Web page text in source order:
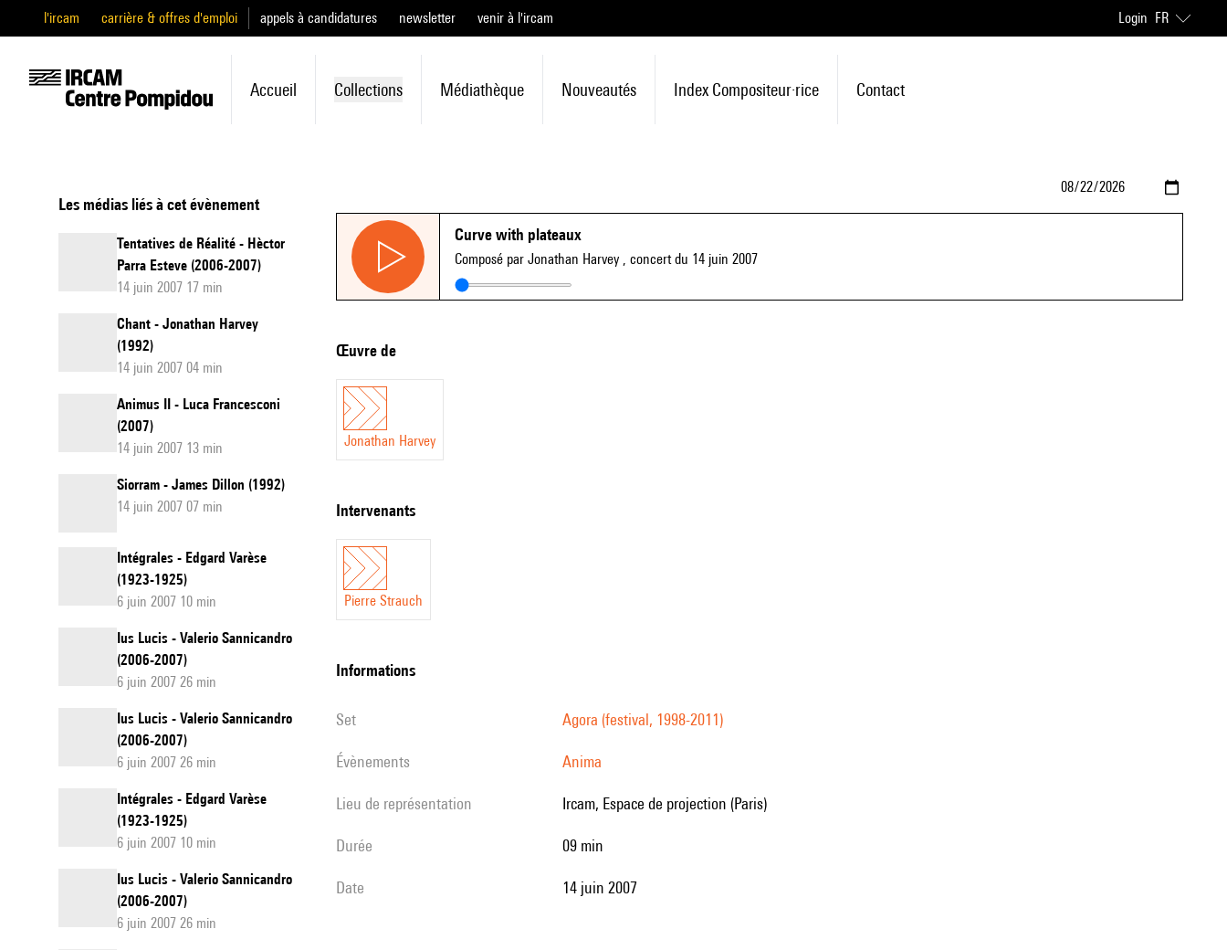
l'ircam carrière & offres d'emploi appels à candidatures newsletter venir à l'ircam Login FR
Accueil Collections Médiathèque Nouveautés Index Compositeur·rice Contact
Les médias liés à cet évènement
Tentatives de Réalité - Hèctor
Parra Esteve (2006-2007)
14 juin 2007 17 min
Chant - Jonathan Harvey
(1992)
14 juin 2007 04 min
Animus II - Luca Francesconi
(2007)
14 juin 2007 13 min
Siorram - James Dillon (1992)
14 juin 2007 07 min
Intégrales - Edgard Varèse
(1923-1925)
6 juin 2007 10 min
Ius Lucis - Valerio Sannicandro
(2006-2007)
6 juin 2007 26 min
Ius Lucis - Valerio Sannicandro
(2006-2007)
6 juin 2007 26 min
Intégrales - Edgard Varèse
(1923-1925)
6 juin 2007 10 min
Ius Lucis - Valerio Sannicandro
(2006-2007)
6 juin 2007 26 min
Curve with plateaux
Composé par Jonathan Harvey , concert du 14 juin 2007
Œuvre de
Jonathan Harvey
intervenants
Pierre Strauch
informations
set Agora (festival, 1998-2011)
évènements Anima
Lieu de représentation Ircam, Espace de projection (Paris)
durée 09 min
date 14 juin 2007